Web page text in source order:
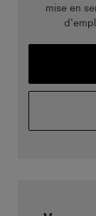
mise en